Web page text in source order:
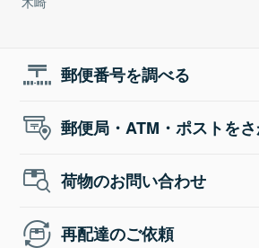
郵便番号を調べる
郵便局・ATM・ポストを
荷物のお問い合わせ
再配達のご依頼